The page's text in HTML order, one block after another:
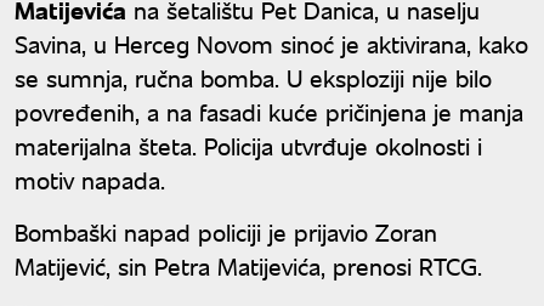
Matijevića na šetalištu Pet Danica, u naselju
Savina, u Herceg Novom sinoć je aktivirana, kako
se sumnja, ručna bomba. U eksploziji nije bilo
povređenih, a na fasadi kuće pričinjena je manja
materijalna šteta. Policija utvrđuje okolnosti i
motiv napada.
Bombaški napad policiji je prijavio Zoran
Matijević, sin Petra Matijevića, prenosi RTCG.